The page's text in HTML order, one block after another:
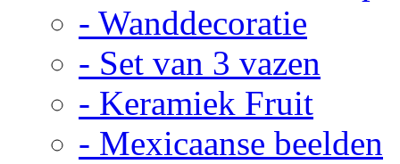
- Wanddecoratie
- Set van 3 vazen
- Keramiek Fruit
- Mexicaanse beelden